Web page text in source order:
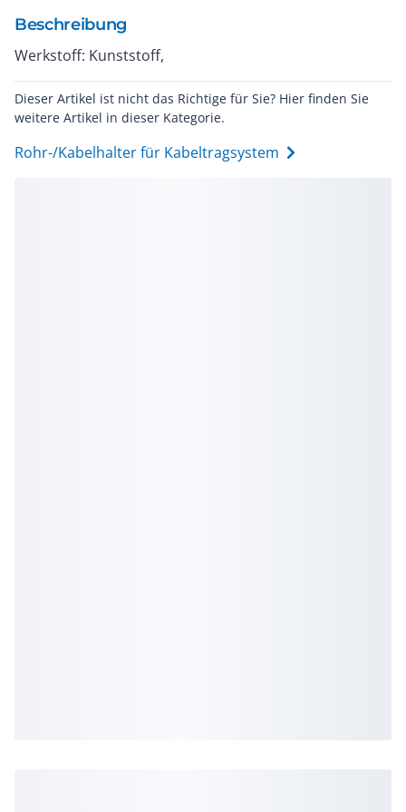
Beschreibung
Werkstoff: Kunststoff,
Dieser Artikel ist nicht das Richtige für Sie? Hier finden Sie
weitere Artikel in dieser Kategorie.
Rohr-/Kabelhalter für Kabeltragsystem